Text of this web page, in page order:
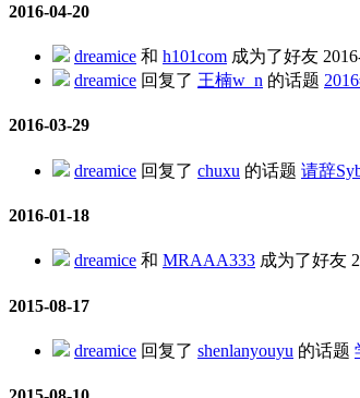
2016-04-20
dreamice 和 h101com 成为了好友
dreamice 回复了 王楠w_n 的话题
2016-03-29
dreamice 回复了 chuxu 的话题 请辞
2016-01-18
dreamice 和 MRAAA333 成为了好友
2015-08-17
dreamice 回复了 shenlanyouyu 的话题